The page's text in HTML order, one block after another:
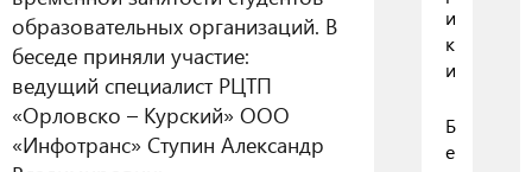
образовательных организаций. В
беседе приняли участие:
ведущий специалист РЦТП
«Орловско – Курский» ООО
«Инфотранс» Ступин Александр
и
к
и
Б
е